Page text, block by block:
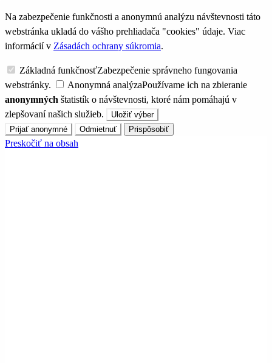
Na zabezpečenie funkčnosti a anonymnú analýzu návštevnosti táto
webstránka ukladá do vášho prehliadača "cookies" údaje. Viac
informácií v Zásadách ochrany súkromia.
Základná funkčnosťZabezpečenie správneho fungovania
webstránky.
Anonymná analýzaPoužívame ich na zbieranie
anonymných štatistík o návštevnosti, ktoré nám pomáhajú v
zlepšovaní našich služieb.
Uložiť výber
Prijať anonymné
Odmietnuť Prispôsobiť
Preskočiť na obsah